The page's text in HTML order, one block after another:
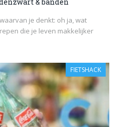
je denkt: oh ja, wat
die je leven makkelijker
FIETSHACK